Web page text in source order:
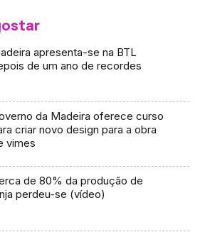
apresenta-se na BTL
de um ano de recordes
da Madeira oferece curso
criar novo design para a obra
vimes
de 80% da produção de
perdeu-se (vídeo)